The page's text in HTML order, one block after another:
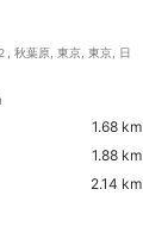
, 秋葉原, 東京, 東京, 日
1.68 km
1.88 km
2.14 km